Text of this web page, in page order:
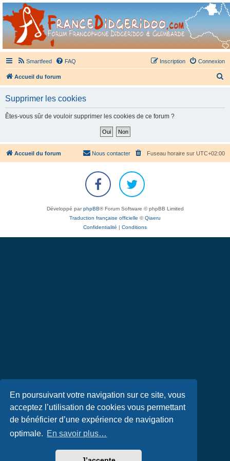
En poursuivant votre navigation sur ce site, vous
acceptez l’utilisation de cookies vous permettant
de bénéficier d’une expérience de navigation
optimale. En savoir plus…
France Didgeridoo
Didgeridoo et Guimbarde sur France Didgeridoo - retrouvez la communauté.
Smartfeed FAQ Connexion
Inscription
Accueil du forum
c
h
Supprimer les cookies
Êtes-vous sûr de vouloir supprimer les cookies de ce forum ?
Accueil du forum Fuseau horaire sur UTC+02:00
Nous contacter
Développé parphpBB® Forum Software © phpBB Limited
Traduction française officielle ©Qiaeru
Confidentialité
Conditions